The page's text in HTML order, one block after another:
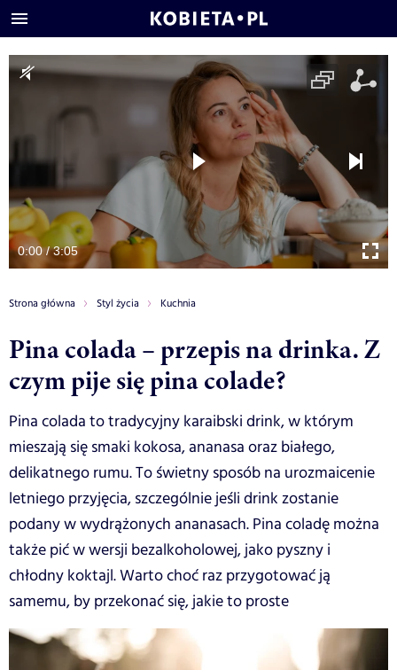
0:00 / 3:05
Strona główna Styl życia Kuchnia
Pina colada – przepis na drinka. Z
czym pije się pina colade?
Pina colada to tradycyjny karaibski drink, w którym
mieszają się smaki kokosa, ananasa oraz białego,
delikatnego rumu. To świetny sposób na urozmaicenie
letniego przyjęcia, szczególnie jeśli drink zostanie
podany w wydrążonych ananasach. Pina coladę można
także pić w wersji bezalkoholowej, jako pyszny i
chłodny koktajl. Warto choć raz przygotować ją
samemu, by przekonać się, jakie to proste